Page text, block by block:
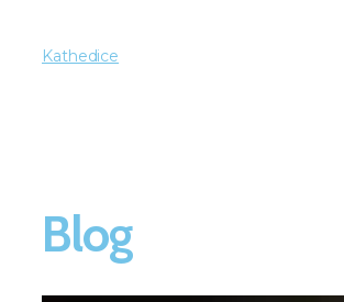
Kathedice
Blog